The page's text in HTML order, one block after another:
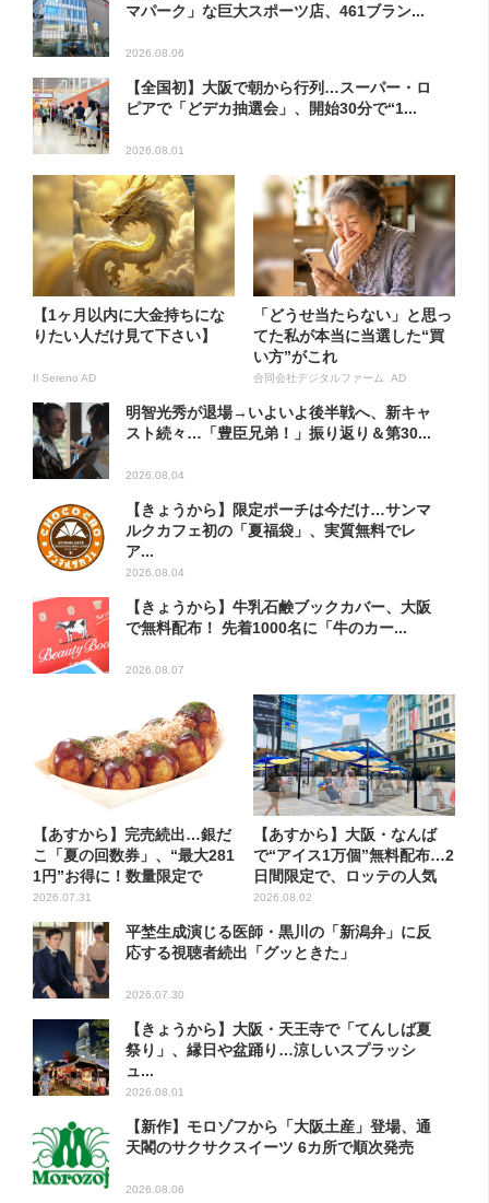
マパーク」な巨大スポーツ店、461ブラン...
2026.08.06
【全国初】大阪で朝から行列…スーパー・ロ
ピアで「どデカ抽選会」、開始30分で“1...
2026.08.01
【1ヶ月以内に大金持ちにな
りたい人だけ見て下さい】
Il Sereno AD
「どうせ当たらない」と思っ
てた私が本当に当選した“買
い方”がこれ
合同会社デジタルファーム AD
明智光秀が退場→いよいよ後半戦へ、新キャ
スト続々…「豊臣兄弟！」振り返り＆第30...
2026.08.04
【きょうから】限定ポーチは今だけ…サンマ
ルクカフェ初の「夏福袋」、実質無料でレ
ア...
2026.08.04
【きょうから】牛乳石鹸ブックカバー、大阪
で無料配布！ 先着1000名に「牛のカー...
2026.08.07
【あすから】完売続出…銀だ
こ「夏の回数券」、“最大281
1円”お得に！数量限定で
2026.07.31
【あすから】大阪・なんば
で“アイス1万個”無料配布…2
日間限定で、ロッテの人気
商...
2026.08.02
平埜生成演じる医師・黒川の「新潟弁」に反
応する視聴者続出「グッときた」
2026.07.30
【きょうから】大阪・天王寺で「てんしば夏
祭り」、縁日や盆踊り…涼しいスプラッシ
ュ...
2026.08.01
【新作】モロゾフから「大阪土産」登場、通
天閣のサクサクスイーツ 6カ所で順次発売
2026.08.06